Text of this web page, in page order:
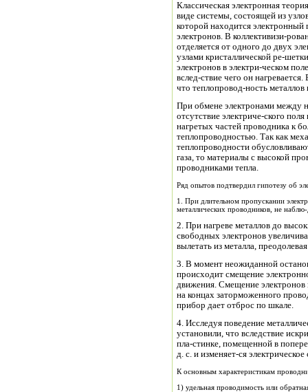
Классическая электронная
виде системы, состоящей из
которой находится электронный
электронов. В коллективизи-
отделяется от одного до двух
узлами кристаллической ре-
электронов в электри-ческом
вслед-ствие чего он
что теплопровод-ность
При обмене электронами между
отсутствие электриче-ского
нагретых частей проводника к
теплопроводностью. Так как
теплопроводности
газа, то материалы с высокой
проводниками тепла.
Ряд опытов подтвердил гипотезу об
1. При длительном пропускании
металлических проводников, не
2. При нагреве металлов до высоких температур скорость теплового движения
свободных электронов
вылетать из металла,
3. В момент неожиданной остановки быстро двигавшегося про-водника
происходит смещение
движения. Смещение электронов
на концах заторможенного
прибор дает отброс по шкале.
4. Исследуя поведение металлических проводников в магнитном поле,
установили, что вследствие
пла-стинке, помещенной в
д. с. и изменяет-ся
К основным характеристикам
1) удельная проводимость или